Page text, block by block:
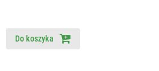
Do koszyka